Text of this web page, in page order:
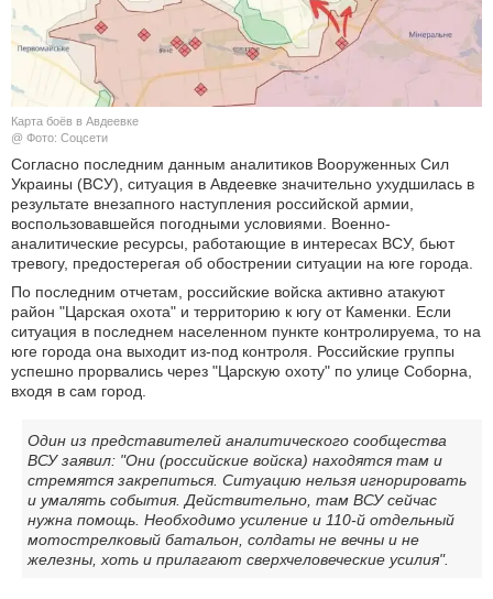
НАУКА
СПОРТ
ШОУ-БИЗНЕС
АВТО И МОТО
ЭГОИЗМ
БЛОГ
Карта боёв в Авдеевке
@ Фото: Соцсети
Согласно последним данным аналитиков Вооруженных Сил
Украины (ВСУ), ситуация в Авдеевке значительно ухудшилась в
результате внезапного наступления российской армии,
воспользовавшейся погодными условиями. Военно-
аналитические ресурсы, работающие в интересах ВСУ, бьют
тревогу, предостерегая об обострении ситуации на юге города.
По последним отчетам, российские войска активно атакуют
район "Царская охота" и территорию к югу от Каменки. Если
ситуация в последнем населенном пункте контролируема, то на
юге города она выходит из-под контроля. Российские группы
успешно прорвались через "Царскую охоту" по улице Соборна,
входя в сам город.
Один из представителей аналитического сообщества
ВСУ заявил: "Они (российские войска) находятся там и
стремятся закрепиться. Ситуацию нельзя игнорировать
и умалять события. Действительно, там ВСУ сейчас
нужна помощь. Необходимо усиление и 110-й отдельный
мотострелковый батальон, солдаты не вечны и не
железны, хоть и прилагают сверхчеловеческие усилия".